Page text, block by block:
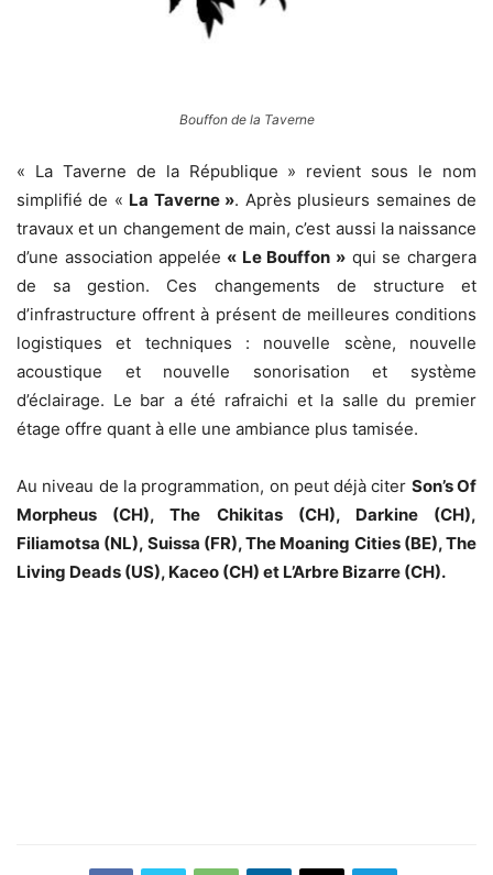
Bouffon de la Taverne
« La Taverne de la République » revient sous le nom
simplifié de « La Taverne ». Après plusieurs semaines de
travaux et un changement de main, c’est aussi la naissance
d’une association appelée « Le Bouffon » qui se chargera
de sa gestion. Ces changements de structure et
d’infrastructure offrent à présent de meilleures conditions
logistiques et techniques : nouvelle scène, nouvelle
acoustique et nouvelle sonorisation et système
d’éclairage. Le bar a été rafraichi et la salle du premier
étage offre quant à elle une ambiance plus tamisée.
Au niveau de la programmation, on peut déjà citer Son’s Of
Morpheus (CH), The Chikitas (CH), Darkine (CH),
Filiamotsa (NL), Suissa (FR), The Moaning Cities (BE), The
Living Deads (US), Kaceo (CH) et L’Arbre Bizarre (CH).